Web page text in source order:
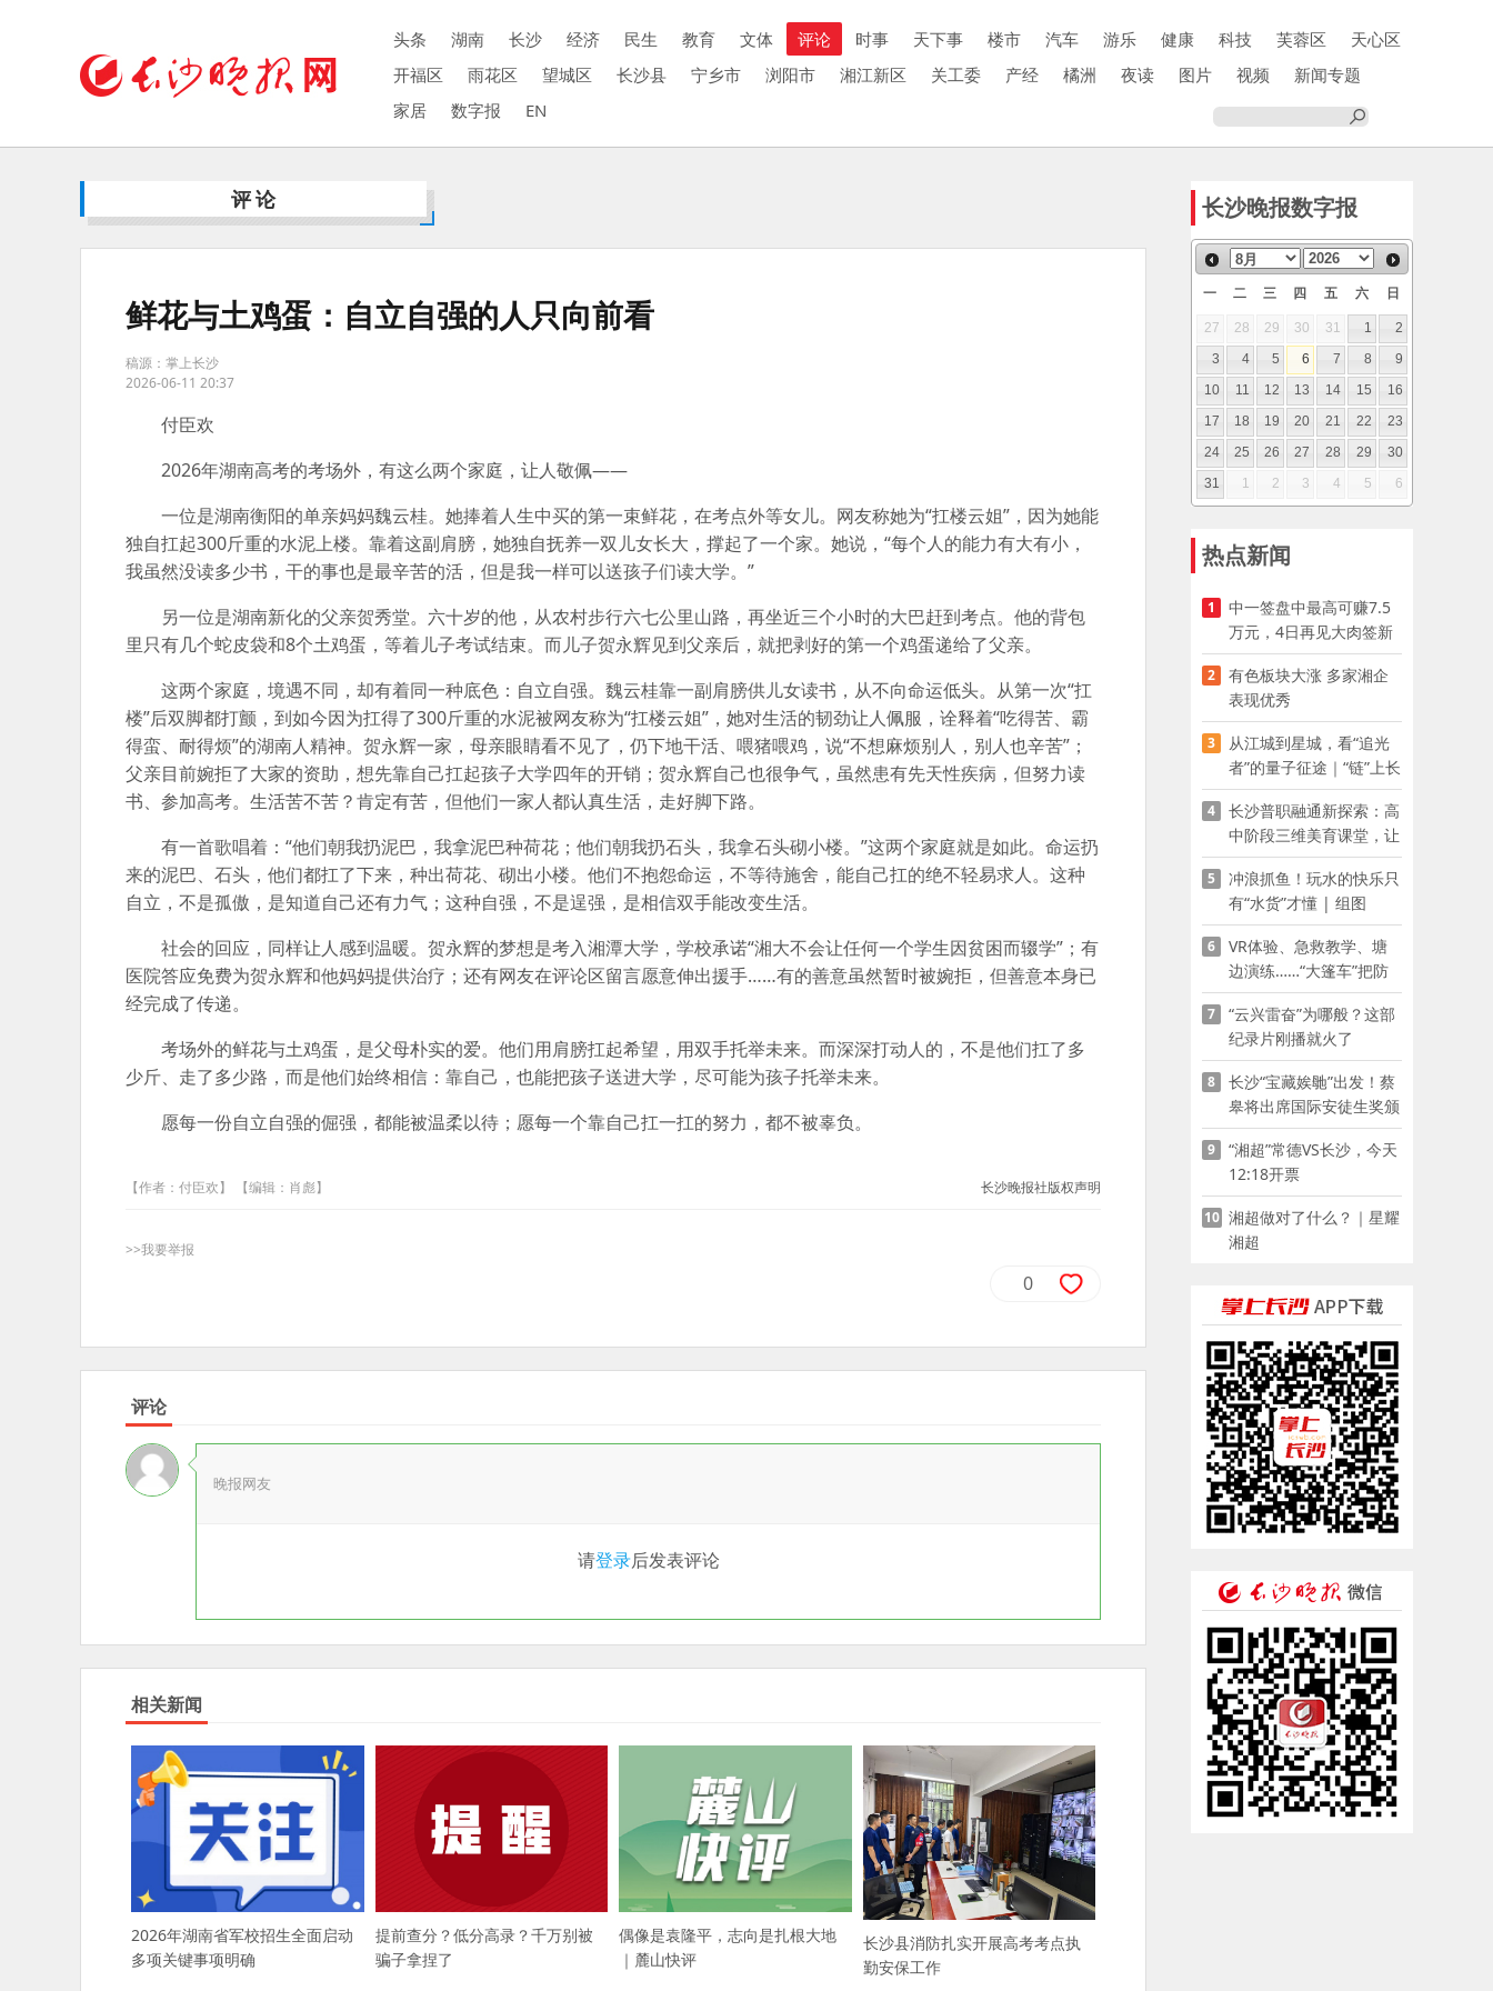
头条 湖南 长沙 经济 民生 教育 文体 评论 时事 天下事 楼市 汽车 游乐 健康 科技 芙蓉区
天心区
开福区
雨花区 望城区 长沙县 宁乡市 浏阳市 湘江新区 关工委 产经 橘洲 夜读 图片 视频
新闻专题
家居
数字报 EN
评论
鲜花与土鸡蛋：自立自强的人只向前看
稿源：掌上长沙
2026-06-11 20:37
付臣欢
2026年湖南高考的考场外，有这么两个家庭，让人敬佩——
一位是湖南衡阳的单亲妈妈魏云桂。她捧着人生中买的第一束鲜花，在考点外等女儿。网友称她为“扛楼云姐”，因为她能
独自扛起300斤重的水泥上楼。靠着这副肩膀，她独自抚养一双儿女长大，撑起了一个家。她说，“每个人的能力有大有小，
我虽然没读多少书，干的事也是最辛苦的活，但是我一样可以送孩子们读大学。”
另一位是湖南新化的父亲贺秀堂。六十岁的他，从农村步行六七公里山路，再坐近三个小时的大巴赶到考点。他的背包
里只有几个蛇皮袋和8个土鸡蛋，等着儿子考试结束。而儿子贺永辉见到父亲后，就把剥好的第一个鸡蛋递给了父亲。
这两个家庭，境遇不同，却有着同一种底色：自立自强。魏云桂靠一副肩膀供儿女读书，从不向命运低头。从第一次“扛
楼”后双脚都打颤，到如今因为扛得了300斤重的水泥被网友称为“扛楼云姐”，她对生活的韧劲让人佩服，诠释着“吃得苦、霸
得蛮、耐得烦”的湖南人精神。贺永辉一家，母亲眼睛看不见了，仍下地干活、喂猪喂鸡，说“不想麻烦别人，别人也辛苦”；
父亲目前婉拒了大家的资助，想先靠自己扛起孩子大学四年的开销；贺永辉自己也很争气，虽然患有先天性疾病，但努力读
书、参加高考。生活苦不苦？肯定有苦，但他们一家人都认真生活，走好脚下路。
有一首歌唱着：“他们朝我扔泥巴，我拿泥巴种荷花；他们朝我扔石头，我拿石头砌小楼。”这两个家庭就是如此。命运扔
来的泥巴、石头，他们都扛了下来，种出荷花、砌出小楼。他们不抱怨命运，不等待施舍，能自己扛的绝不轻易求人。这种
自立，不是孤傲，是知道自己还有力气；这种自强，不是逞强，是相信双手能改变生活。
社会的回应，同样让人感到温暖。贺永辉的梦想是考入湘潭大学，学校承诺“湘大不会让任何一个学生因贫困而辍学”；有
医院答应免费为贺永辉和他妈妈提供治疗；还有网友在评论区留言愿意伸出援手……有的善意虽然暂时被婉拒，但善意本身已
经完成了传递。
考场外的鲜花与土鸡蛋，是父母朴实的爱。他们用肩膀扛起希望，用双手托举未来。而深深打动人的，不是他们扛了多
少斤、走了多少路，而是他们始终相信：靠自己，也能把孩子送进大学，尽可能为孩子托举未来。
愿每一份自立自强的倔强，都能被温柔以待；愿每一个靠自己扛一扛的努力，都不被辜负。
【作者：付臣欢】 【编辑：肖彪】 长沙晚报社版权声明
>>我要举报
0
评论
晚报网友
请登录后发表评论
相关新闻
2026年湖南省军校招生全面启动
多项关键事项明确
提前查分？低分高录？千万别被
骗子拿捏了
偶像是袁隆平，志向是扎根大地
｜麓山快评
长沙县消防扎实开展高考考点执
勤安保工作
长沙晚报数字报
一 二 三 四 五 六 日
27 28 29 30 31 1
2
3
4 5 6 7 8
9
10
11 12 13 14 15
16
17
18 19 20 21 22
23
24
25 26 27 28 29
30
31
1 2 3 4 5 6
热点新闻
1
中一签盘中最高可赚7.5
万元，4日再见大肉签新
股
2
有色板块大涨 多家湘企
表现优秀
3
从江城到星城，看“追光
者”的量子征途｜“链”上长
沙 “才”够硬核
4
长沙普职融通新探索：高
中阶段三维美育课堂，让
少年向美而生
5
冲浪抓鱼！玩水的快乐只
有“水货”才懂 | 组图
6
VR体验、急救教学、塘
边演练……“大篷车”把防
溺水课堂搬到乡村青少年
家门口
7
“云兴雷奋”为哪般？这部
纪录片刚播就火了
8
长沙“宝藏娭毑”出发！蔡
皋将出席国际安徒生奖颁
奖典礼并领奖
9
“湘超”常德VS长沙，今天
12:18开票
10 湘超做对了什么？｜星耀
湘超